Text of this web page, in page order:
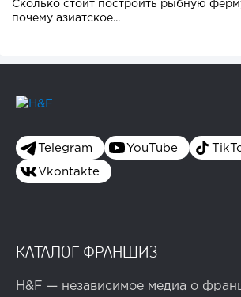
Сколько стоит построить рыбную
почему азиатское...
Telegram YouTube
Vkontakte
КАТАЛОГ ФРАНШИЗ
H&F — независимое медиа о